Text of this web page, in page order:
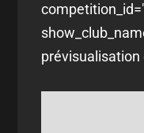
prévisualisation